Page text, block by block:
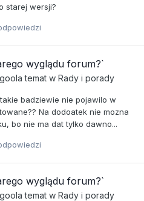
starej wersji?
wyglądu forum?`
temat w Rady i porady
badziewie nie pojawilo w
Na dodoatek nie mozna
bo nie ma dat tylko dawno...
wyglądu forum?`
temat w Rady i porady